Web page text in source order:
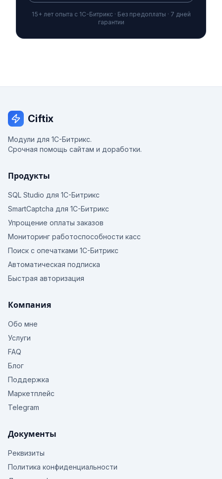
15+ лет опыта с 1С-Битрикс · Без предоплаты · 7 дней
гарантии
Ciftix
Модули для 1С-Битрикс.
Срочная помощь сайтам и доработки.
Продукты
SQL Studio для 1С-Битрикс
SmartCaptcha для 1С-Битрикс
Упрощение оплаты заказов
Мониторинг работоспособности касс
Поиск с опечатками 1С-Битрикс
Автоматическая подписка
Быстрая авторизация
Компания
Обо мне
Услуги
FAQ
Блог
Поддержка
Маркетплейс
Telegram
Документы
Реквизиты
Политика конфиденциальности